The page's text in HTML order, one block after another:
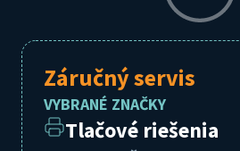
Záručný servis
VYBRANÉ ZNAČKY
Tlačové riešenia